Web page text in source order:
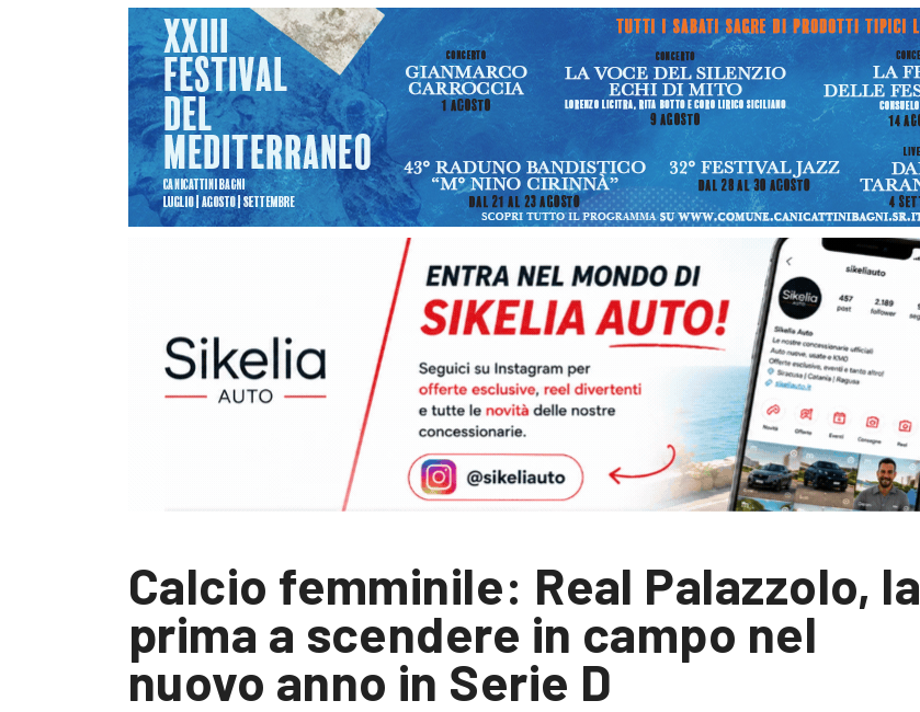
Calcio femminile: Real Palazzolo, la
prima a scendere in campo nel
nuovo anno in Serie D